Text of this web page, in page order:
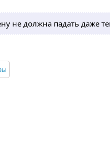
не должна падать даже